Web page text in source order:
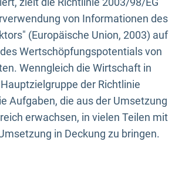
von Informationen des
(Europäische Union, 2003) auf
Wertschöpfungspotentials von
Wenngleich die Wirtschaft in
der Richtlinie
Aufgaben, die aus der Umsetzung
erwachsen, in vielen Teilen mit
in Deckung zu bringen.